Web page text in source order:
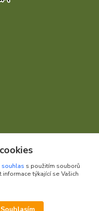
souhlas s použitím souborů
týkající se Vašich